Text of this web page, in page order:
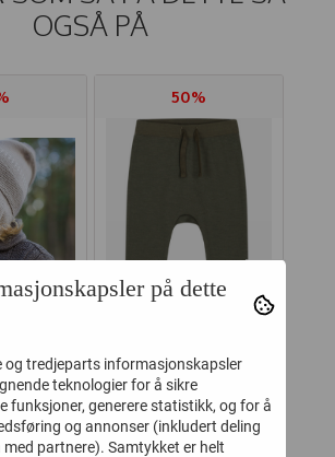
OGSÅ PÅ
LUE
ULL
359,-
50%
HUST AND CLAIRE
BUKSE ULL/BAMBUS
GABY TEA LEAF
329,-
164,-
på dette
og tredjeparts informasjonskapsler
teknologier for å sikre
funksjoner, generere statistikk, og for å
og annonser (inkludert deling
partnere). Samtykket er helt